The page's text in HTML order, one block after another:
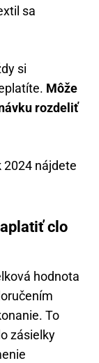
sa
si
Môže
rozdeliť
2024 nájdete
clo
hodnota
To
zásielky